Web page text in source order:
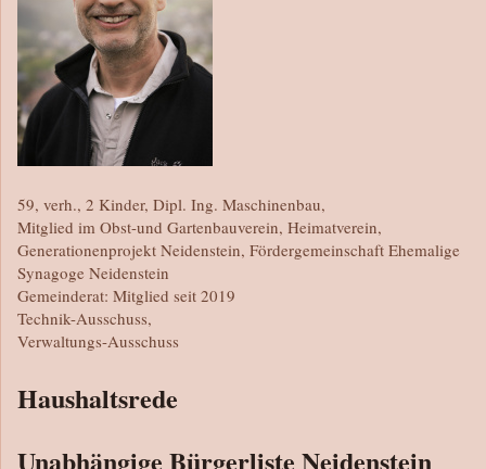
59, verh., 2 Kinder, Dipl. Ing. Maschinenbau,
Mitglied im Obst-und Gartenbauverein, Heimatverein,
Generationenprojekt Neidenstein, Fördergemeinschaft Ehemalige
Synagoge Neidenstein
Gemeinderat: Mitglied seit 2019
Technik-Ausschuss,
Verwaltungs-Ausschuss
Haushaltsrede
Unabhängige Bürgerliste Neidenstein